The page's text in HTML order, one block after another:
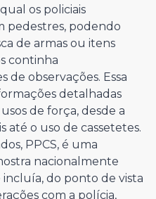
os policiais
pedestres, podendo
de armas ou itens
continha
de observações. Essa
detalhadas
de força, desde a
até o uso de cassetetes.
PPCS, é uma
nacionalmente
do ponto de vista
com a polícia,